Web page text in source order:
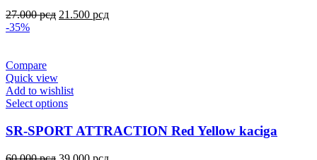
27.000рсд 21.500 рсд
-35%
Compare
Quick view
Add to wishlist
Select options
SR-SPORT ATTRACTION Red Yellow kaciga